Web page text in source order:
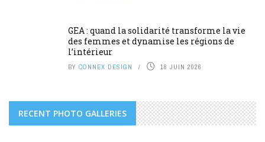
GEA : quand la solidarité transforme la vie
des femmes et dynamise les régions de
l’intérieur
BY CONNEX DESIGN 18 JUIN 2026
RECENT PHOTO GALLERIES